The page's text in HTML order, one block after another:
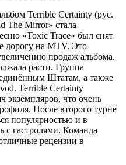
Terrible Certainty (рус.
The Mirror» стала
«Toxic Trace» был снят
дорогу на MTV. Это
продаж альбома.
расти. Группа
Штатам, а также
Terrible Certainty
экземпляров, что очень
После второго турне
популярностью и в
с гастролями. Команда
рецензии в